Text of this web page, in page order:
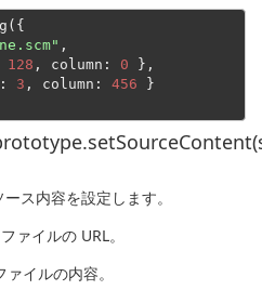
,
128 , column : 0 },
: 3 , column : 456 }
ス内容を設定します。
ァイルの URL。
ァイルの内容。